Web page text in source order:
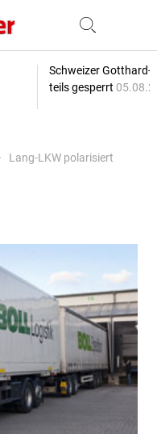
Schweizer Gotthard-
teils gesperrt
Lang-LKW polarisiert